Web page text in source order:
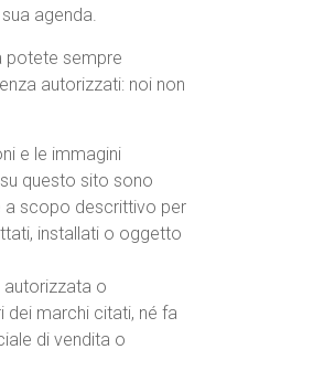
agenda.
potete sempre
autorizzati: noi non
e le immagini
questo sito sono
a scopo descrittivo per
installati o oggetto
autorizzata o
marchi citati, né fa
di vendita o